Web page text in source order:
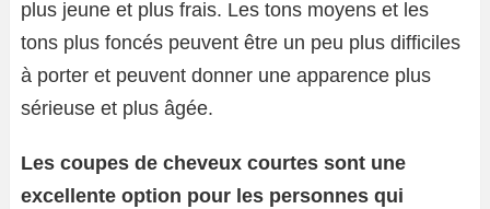
plus jeune et plus frais. Les tons moyens et les
tons plus foncés peuvent être un peu plus difficiles
à porter et peuvent donner une apparence plus
sérieuse et plus âgée.
Les coupes de cheveux courtes sont une
excellente option pour les personnes qui